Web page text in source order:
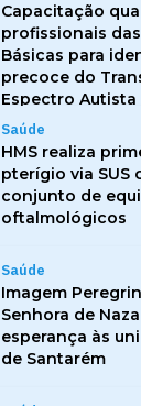
Capacitação
profissionais
Básicas para
precoce do
Espectro Autista
Saúde
HMS realiza
pterígio via SUS
conjunto de
oftalmológicos
Saúde
Imagem
Senhora de
esperança às
de Santarém